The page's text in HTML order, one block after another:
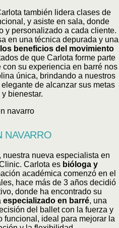
también lidera clases de
y asiste en sala, donde
y personalizado a cada cliente.
en una técnica depurada y una
beneficios del movimiento
de que Carlota forme parte
su experiencia en barré nos
única, brindando a nuestros
de alcanzar sus metas
bienestar.
NAVARRO
nuestra nueva especialista en
Carlota es bióloga y
académica comenzó en el
hace más de 3 años decidió
donde ha encontrado su
especializado en barré, una
del ballet con la fuerza y
funcional, ideal para mejorar la